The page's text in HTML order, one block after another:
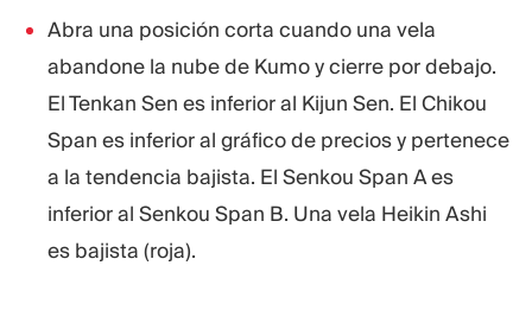
Abra una posición corta cuando una vela
abandone la nube de Kumo y cierre por debajo.
El Tenkan Sen es inferior al Kijun Sen. El Chikou
Span es inferior al gráfico de precios y pertenece
a la tendencia bajista. El Senkou Span A es
inferior al Senkou Span B. Una vela Heikin Ashi
es bajista (roja).